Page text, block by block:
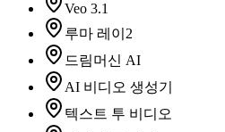
Veo 3.1
루마 레이2
드림머신 AI
AI 비디오 생성기
텍스트 투 비디오